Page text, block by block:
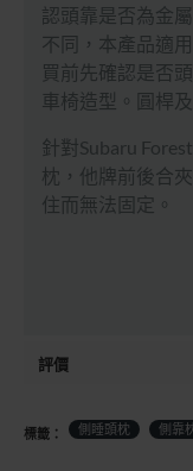
認頭靠是否為金
不同，本產品適
買前先確認是否
車椅造型。圓桿
針對Subaru
枕，他牌前後合
住而無法固定。
評價
標籤： 側睡頭枕 側靠